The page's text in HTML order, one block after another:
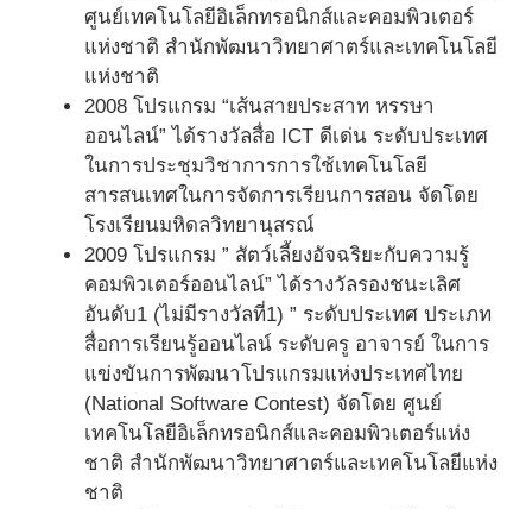
ศูนย์เทคโนโลยีอิเล็กทรอนิกส์และคอมพิวเตอร์
แห่งชาติ สำนักพัฒนาวิทยาศาตร์และเทคโนโลยี
แห่งชาติ
2008 โปรแกรม “เส้นสายประสาท หรรษา
ออนไลน์” ได้รางวัลสื่อ ICT ดีเด่น ระดับประเทศ
ในการประชุมวิชาการการใช้เทคโนโลยี
สารสนเทศในการจัดการเรียนการสอน จัดโดย
โรงเรียนมหิดลวิทยานุสรณ์
2009 โปรแกรม ” สัตว์เลี้ยงอัจฉริยะกับความรู้
คอมพิวเตอร์ออนไลน์” ได้รางวัลรองชนะเลิศ
อันดับ1 (ไม่มีรางวัลที่1) ” ระดับประเทศ ประเภท
สื่อการเรียนรู้ออนไลน์ ระดับครู อาจารย์ ในการ
แข่งขันการพัฒนาโปรแกรมแห่งประเทศไทย
(National Software Contest) จัดโดย ศูนย์
เทคโนโลยีอิเล็กทรอนิกส์และคอมพิวเตอร์แห่ง
ชาติ สำนักพัฒนาวิทยาศาตร์และเทคโนโลยีแห่ง
ชาติ